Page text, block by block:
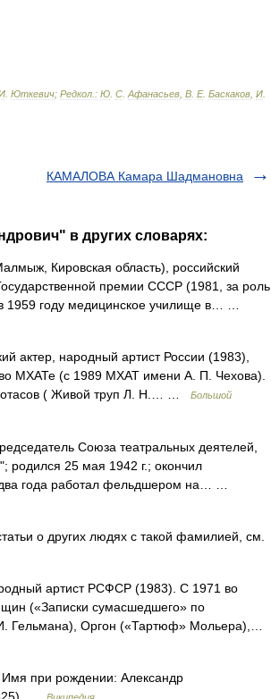
Юткевич; Редкол : Ю С Афанасьев В Е. Баскаков И
КАМАЛОВА Камара Шадмановна
в других словарях:
Кировская область), российский
премии СССР (1981, за роль
1959 году медицинское училище в… …
актер, народный артист России (1983),
МХАТе (с 1989 МХАТ имени А. П. Чехова).
( Живой труп Л. Н.… …
Большой
Союза театральных деятелей,
родился 25 мая 1942 г.; окончил
года работал фельдшером на… …
о других людях с такой фамилией, см.
артист РСФСР (1983). С 1971 во
(«Записки сумасшедшего» по
Гельмана), Оргон («Тартюф» Мольера),…
при рождении: Александр